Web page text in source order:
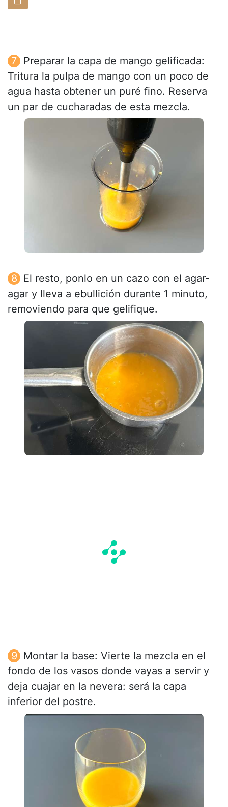
Preparar la capa de mango gelificada:
Tritura la pulpa de mango con un poco de
agua hasta obtener un puré fino. Reserva
un par de cucharadas de esta mezcla.
El resto, ponlo en un cazo con el agar-
agar y lleva a ebullición durante 1 minuto,
removiendo para que gelifique.
Montar la base: Vierte la mezcla en el
fondo de los vasos donde vayas a servir y
deja cuajar en la nevera: será la capa
inferior del postre.